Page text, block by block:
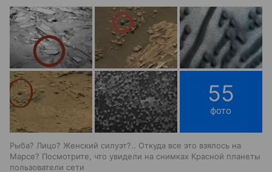
55
фото
Рыба? Лицо? Женский силуэт?.. Откуда все это взялось на
Марсе? Посмотрите, что увидели на снимках Красной планеты
пользователи сети